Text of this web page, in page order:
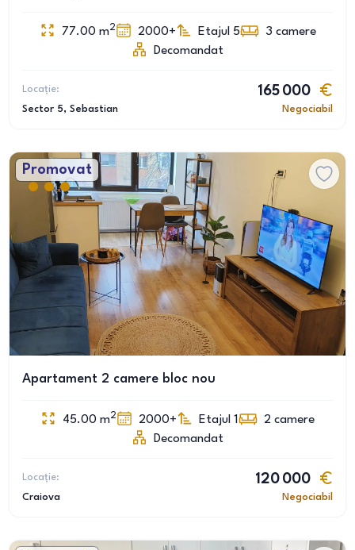
77.00 m2 2000+ Etajul 5 3 camere
Decomandat
Locație:
Sector 5, Sebastian
165 000
Negociabil
Promovat
Apartament 2 camere bloc nou
45.00 m2 2000+ Etajul 1 2 camere
Decomandat
Locație:
Craiova
120 000
Negociabil